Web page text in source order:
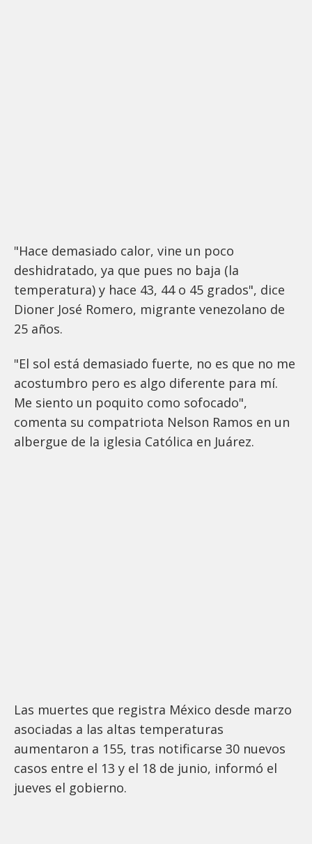
"Hace demasiado calor, vine un poco
deshidratado, ya que pues no baja (la
temperatura) y hace 43, 44 o 45 grados", dice
Dioner José Romero, migrante venezolano de
25 años.
"El sol está demasiado fuerte, no es que no me
acostumbro pero es algo diferente para mí.
Me siento un poquito como sofocado",
comenta su compatriota Nelson Ramos en un
albergue de la iglesia Católica en Juárez.
Las muertes que registra México desde marzo
asociadas a las altas temperaturas
aumentaron a 155, tras notificarse 30 nuevos
casos entre el 13 y el 18 de junio, informó el
jueves el gobierno.